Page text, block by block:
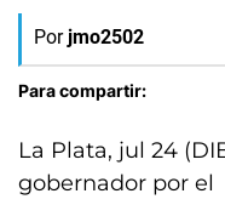
Por jmo2502
Para compartir:
La Plata, jul 24
gobernador por el